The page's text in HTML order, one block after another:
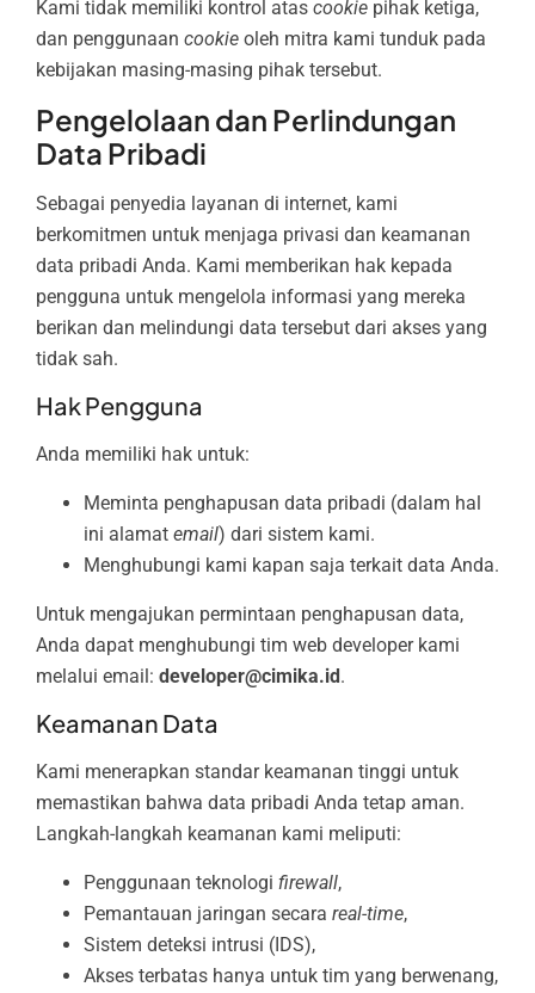
Kami tidak memiliki kontrol atas cookie pihak ketiga,
dan penggunaan cookie oleh mitra kami tunduk pada
kebijakan masing-masing pihak tersebut.
Pengelolaan dan Perlindungan
Data Pribadi
Sebagai penyedia layanan di internet, kami
berkomitmen untuk menjaga privasi dan keamanan
data pribadi Anda. Kami memberikan hak kepada
pengguna untuk mengelola informasi yang mereka
berikan dan melindungi data tersebut dari akses yang
tidak sah.
Hak Pengguna
Anda memiliki hak untuk:
Meminta penghapusan data pribadi (dalam hal
ini alamat email) dari sistem kami.
Menghubungi kami kapan saja terkait data Anda.
Untuk mengajukan permintaan penghapusan data,
Anda dapat menghubungi tim web developer kami
melalui email: developer@cimika.id.
Keamanan Data
Kami menerapkan standar keamanan tinggi untuk
memastikan bahwa data pribadi Anda tetap aman.
Langkah-langkah keamanan kami meliputi:
Penggunaan teknologi firewall,
Pemantauan jaringan secara real-time,
Sistem deteksi intrusi (IDS),
Akses terbatas hanya untuk tim yang berwenang,